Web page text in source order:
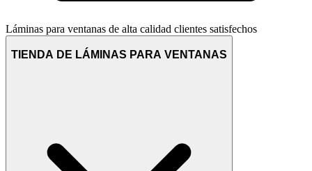
Láminas para ventanas de alta calidad clientes satisfechos
TIENDA DE LÁMINAS PARA VENTANAS